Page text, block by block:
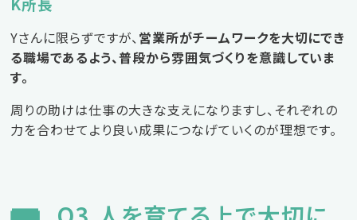
Yさんに限らずですが、営業所がチームワークを大切にでき
る職場であるよう、普段から雰囲気づくりを意識していま
す。
周りの助けは仕事の大きな支えになりますし、それぞれの
力を合わせてより良い成果につなげていくのが理想です。